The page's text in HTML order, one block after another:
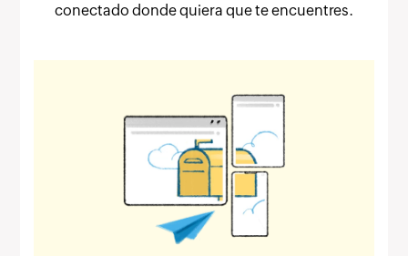
conectado donde quiera que te encuentres.